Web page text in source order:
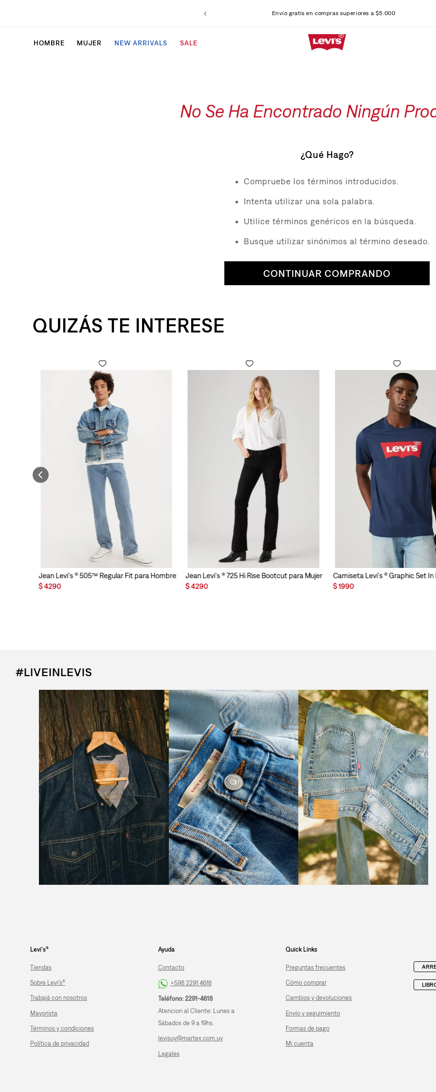
Envío gratis en compras superiores a $5.000
HOMBRE MUJER NEW ARRIVALS SALE
No Se Ha Encontrado Ningún
¿Qué Hago?
Compruebe los términos introducidos.
Intenta utilizar una sola palabra.
Utilice términos genéricos en la búsqueda.
Busque utilizar sinónimos al término deseado.
CONTINUAR COMPRANDO
QUIZÁS TE INTERESE
Jean Levi's ® 505™ Regular Fit para Hombre
$4290
Jean Levi's ® 725 Hi Rise Bootcut para Mujer
$4290
Camiseta Levi's ® Graphic Set
$1990
#LIVEINLEVIS
Levi's®
Tiendas
Sobre Levi's®
Trabajá con nosotros
Mayorista
Términos y condiciones
Política de privacidad
Ayuda
Contacto
+598 2291 4618
Teléfono: 2291-4618
Atencion al Cliente: Lunes a
Sábados de 9 a 19hs.
levisuy@martex.com.uy
Legales
Quick Links
Preguntas frecuentes
Cómo comprar
Cambios y devoluciones
Envío y seguimiento
Formas de pago
Mi cuenta